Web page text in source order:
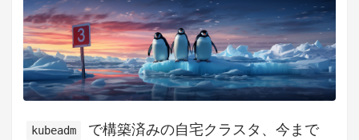
kubeadm
で構築済みの自宅クラスタ、今まで